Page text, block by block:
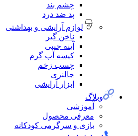
چشم بند
پد ضد درد
لوازم آرایشی و بهداشتی
ناخن گیر
آینه جیبی
کیسه آب گرم
چسب زخم
جالنزی
ابزار آرایشی
وبلاگ
آموزشی
معرفی محصول
بازی و سرگرمی کودکانه